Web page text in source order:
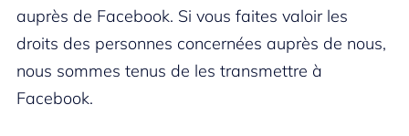
auprès de Facebook. Si vous faites valoir les
droits des personnes concernées auprès de nous,
nous sommes tenus de les transmettre à
Facebook.